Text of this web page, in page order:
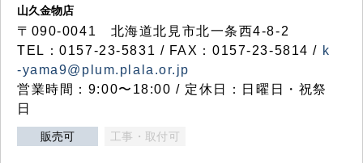
山久金物店
〒090-0041 北海道北見市北一条西4-8-2
TEL：0157-23-5831 / FAX：0157-23-5814 / k
-yama9@plum.plala.or.jp
営業時間：9:00〜18:00 / 定休日：日曜日・祝祭
日
販売可 工事・取付可